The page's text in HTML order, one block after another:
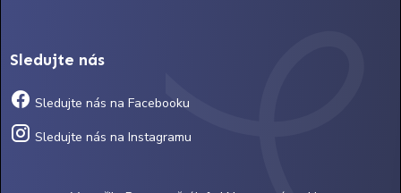
Sledujte nás
Sledujte nás na Facebooku
Sledujte nás na Instagramu